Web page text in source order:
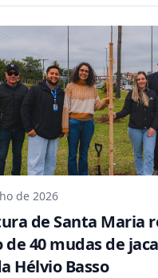
de 2026
de Santa Maria
40 mudas de
Hélvio Basso